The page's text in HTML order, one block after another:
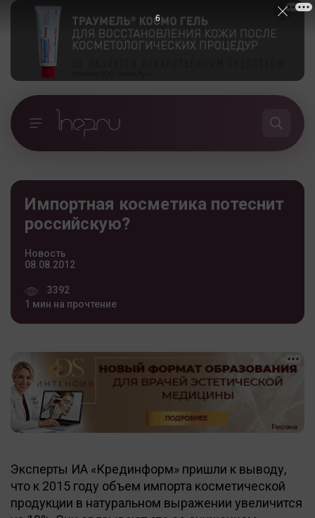
Импортная косметика потеснит
российскую?
Новость
08.08.2012
3392
1 мин на прочтение
Эксперты ИА «Крединформ» пришли к выводу,
что к 2015 году объем импорта косметической
продукции в натуральном выражении увеличится
5